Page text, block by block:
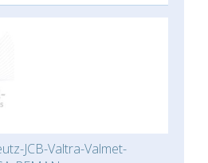
JCB-Valtra-Valmet-